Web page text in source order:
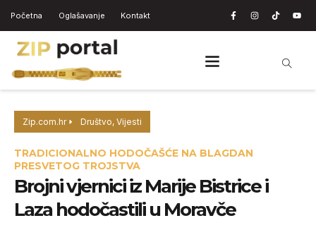
Početna Oglašavanje Kontakt
Zip.com.hr Društvo, Vijesti
TRADICIONALNO HODOČAŠĆE NA BLAGDAN
PRESVETOG TROJSTVA
Brojni vjernici iz Marije Bistrice i
Laza hodočastili u Moravče